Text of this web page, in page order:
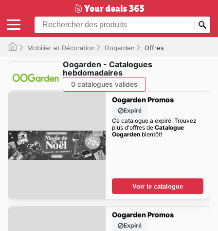
Mobilier et Décoration Oogarden Offres
Oogarden - Catalogues
hebdomadaires
0 catalogues valides
Oogarden Promos
Expiré
Ce catalogue a expiré. Trouvez
plus d'offres de Catalogue
Oogardenbientôt!
Voir le catalogue
Oogarden Promos
Expiré